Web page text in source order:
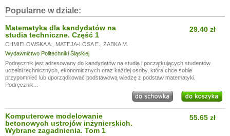
Popularne w dziale:
Matematyka dla kandydatów na
studia techniczne. Część 1
CHMIELOWSKA A. MATEJA-LOSA E.
ŻABKA M.
Wydawnictwo Politechniki Śląskiej
29.40 zł
Podręcznik jest adresowany do kandydatów na studia i początkujących studentów
uczelni technicznych, ekonomicznych oraz każdej osoby, która chce sobie
przypomnieć lub uporządkować podstawową wiedzę z podstaw matematyki.
Podręcznik...
Komputerowe modelowanie
betonowych ustrojów inżynierskich.
Wybrane zagadnienia. Tom 1
55.65 zł